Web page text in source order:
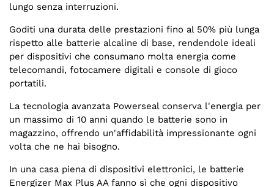
lungo senza interruzioni.
Goditi una durata delle prestazioni fino al 50% più lunga
rispetto alle batterie alcaline di base, rendendole ideali
per dispositivi che consumano molta energia come
telecomandi, fotocamere digitali e console di gioco
portatili.
La tecnologia avanzata Powerseal conserva l'energia per
un massimo di 10 anni quando le batterie sono in
magazzino, offrendo un'affidabilità impressionante ogni
volta che ne hai bisogno.
In una casa piena di dispositivi elettronici, le batterie
Energizer Max Plus AA fanno sì che ogni dispositivo